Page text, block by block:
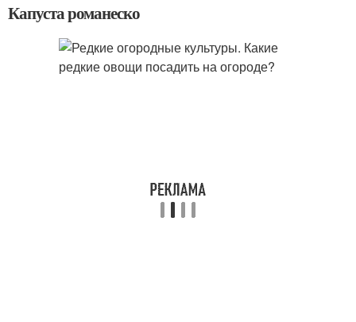
Капуста романеско